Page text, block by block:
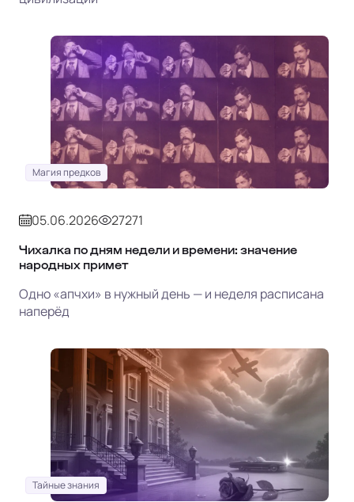
Магия предков
05.06.2026 27271
Чихалка по дням недели и времени: значение
народных примет
Одно «апчхи» в нужный день — и неделя расписана
наперёд
Тайные знания